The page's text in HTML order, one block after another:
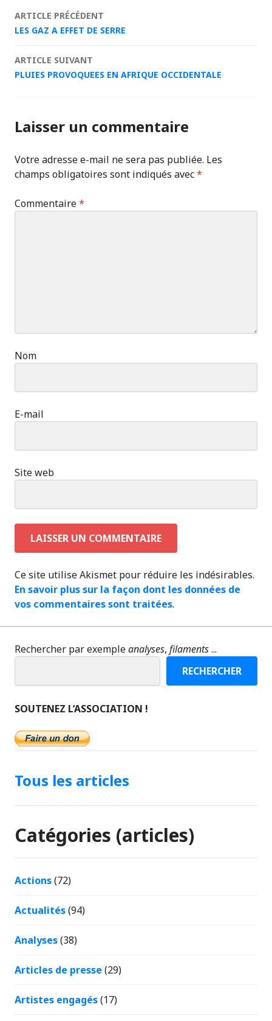
Navigation
articles
ARTICLE PRÉCÉDENT
LES GAZ A EFFET DE SERRE
ARTICLE SUIVANT
PLUIES PROVOQUEES EN AFRIQUE OCCIDENTALE
Laisser un commentaire
Votre adresse e-mail ne sera pas publiée. Les
champs obligatoires sont indiqués avec*
Commentaire*
Nom
E-mail
Site web
Ce site utilise Akismet pour réduire les indésirables.
En savoir plus sur la façon dont les données de
vos commentaires sont traitées.
Rechercher par exempleanalyses, filaments...
RECHERCHER
SOUTENEZ L’ASSOCIATION !
Tous les articles
Catégories (articles)
Actions(72)
Actualités(94)
Analyses(38)
Articles de presse (29)
Artistes engagés(17)